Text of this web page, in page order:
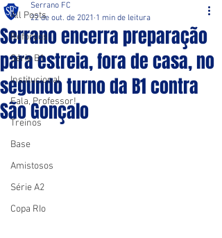
All Posts
Reforços
Série B1
Institucional
Fala, Professor!
Treinos
Base
Amistosos
Série A2
Copa RIo
Serrano encerra preparação
para estreia, fora de casa, no
segundo turno da B1 contra
São Gonçalo
Serrano FC
22 de out. de 2021 1 min de leitura